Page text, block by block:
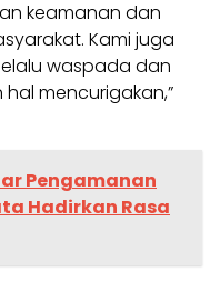
keamanan dan
Kami juga
waspada dan
mencurigakan,”
Pengamanan
Hadirkan Rasa